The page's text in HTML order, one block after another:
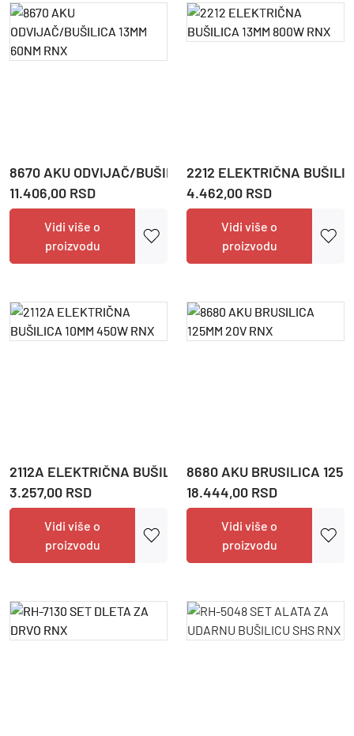
8670 AKU ODVIJAČ/BUŠILICA 13MM 60NM RNX
11.406,00 RSD
Vidi više o
proizvodu
2212 ELEKTRIČNA
4.462,00 RSD
Vidi više o
proizvodu
2112A ELEKTRIČNA BUŠILICA 10MM 450W RNX
3.257,00 RSD
Vidi više o
proizvodu
8680 AKU BRUSILICA
18.444,00 RSD
Vidi više o
proizvodu